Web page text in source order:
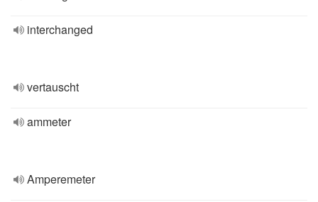
interchanged
vertauscht
ammeter
Amperemeter